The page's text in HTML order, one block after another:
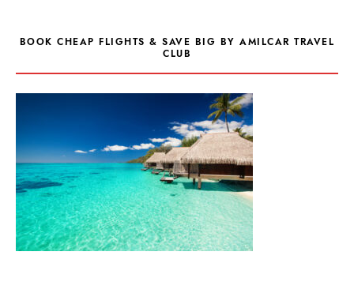
BOOK CHEAP FLIGHTS & SAVE BIG BY AMILCAR TRAVEL
CLUB